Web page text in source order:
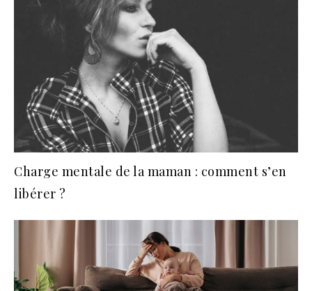
Charge mentale de la maman : comment s’en
libérer ?